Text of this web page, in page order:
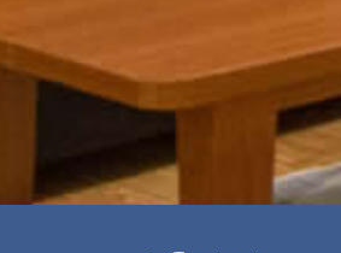
訪客：
主題：
內容：
回覆：